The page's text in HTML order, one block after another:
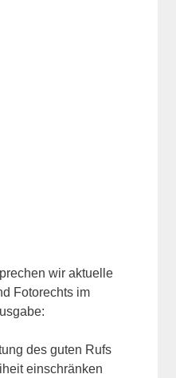
wir aktuelle
Fotorechts im
des guten Rufs
einschränken